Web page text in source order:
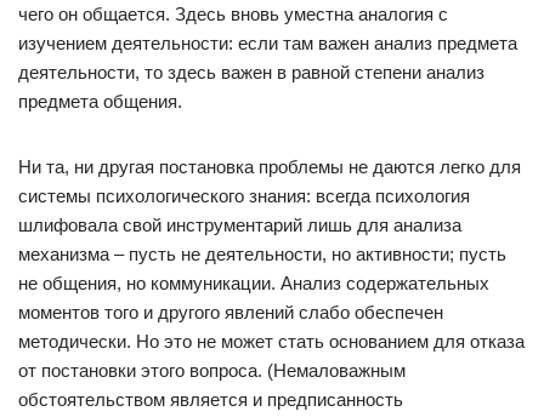
чего он общается. Здесь вновь уместна аналогия с
изучением деятельности: если там важен анализ предмета
деятельности, то здесь важен в равной степени анализ
предмета общения.
Ни та, ни другая постановка проблемы не даются легко для
системы психологического знания: всегда психология
шлифовала свой инструментарий лишь для анализа
механизма – пусть не деятельности, но активности; пусть
не общения, но коммуникации. Анализ содержательных
моментов того и другого явлений слабо обеспечен
методически. Но это не может стать основанием для отказа
от постановки этого вопроса. (Немаловажным
обстоятельством является и предписанность